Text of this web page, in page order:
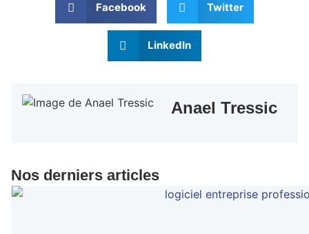
Facebook Twitter
LinkedIn
Anael Tressic
Nos derniers articles